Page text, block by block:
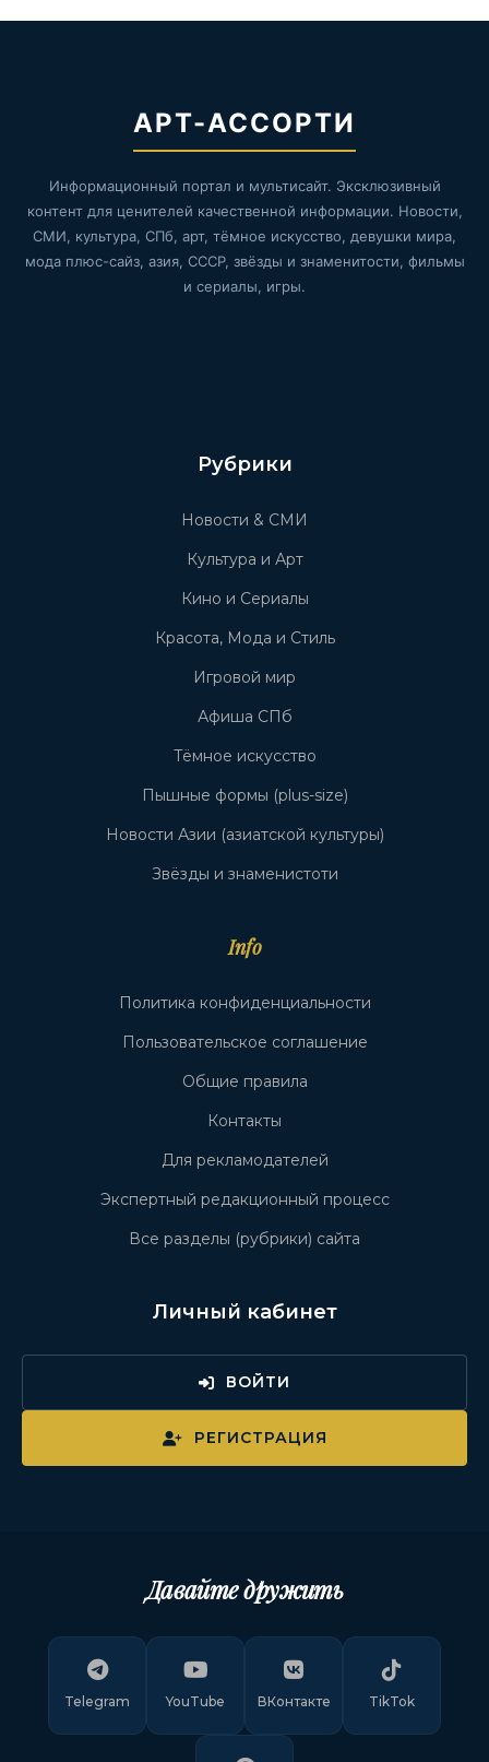
АРТ-АССОРТИ
Информационный портал и мультисайт. Эксклюзивный
контент для ценителей качественной информации. Новости,
СМИ, культура, СПб, арт, тёмное искусство, девушки мира,
мода плюс-сайз, азия, СССР, звёзды и знаменитости, фильмы
и сериалы, игры.
Рубрики
Новости & СМИ
Культура и Арт
Кино и Сериалы
Красота, Мода и Стиль
Игровой мир
Афиша СПб
Тёмное искусство
Пышные формы (plus-size)
Новости Азии (азиатской культуры)
Звёзды и знаменистоти
Info
Политика конфиденциальности
Пользовательское соглашение
Общие правила
Контакты
Для рекламодателей
Экспертный редакционный процесс
Все разделы (рубрики) сайта
Личный кабинет
ВОЙТИ
РЕГИСТРАЦИЯ
Давайте дружить
Telegram YouTube ВКонтакте TikTok